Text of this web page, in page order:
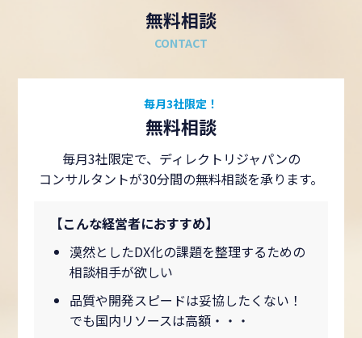
無料相談
CONTACT
毎月3社限定！
無料相談
毎月3社限定で、ディレクトリジャパンの
コンサルタントが30分間の無料相談を承ります。
【こんな経営者におすすめ】
漠然としたDX化の課題を整理するための
相談相手が欲しい
品質や開発スピードは妥協したくない！
でも国内リソースは高額・・・